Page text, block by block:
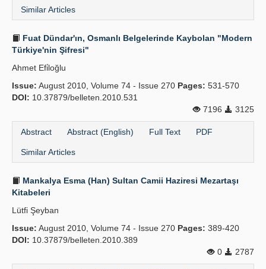
Similar Articles
Fuat Dündar'ın, Osmanlı Belgelerinde Kaybolan "Modern
Türkiye'nin Şifresi"
Ahmet Efi̇loğlu
Issue: August 2010, Volume 74 - Issue 270 Pages: 531-570
DOI: 10.37879/belleten.2010.531
7196
3125
Abstract Abstract (English) Full Text PDF
Similar Articles
Mankalya Esma (Han) Sultan Camii Haziresi Mezartaşı
Kitabeleri
Lütfi Şeyban
Issue: August 2010, Volume 74 - Issue 270 Pages: 389-420
DOI: 10.37879/belleten.2010.389
0
2787